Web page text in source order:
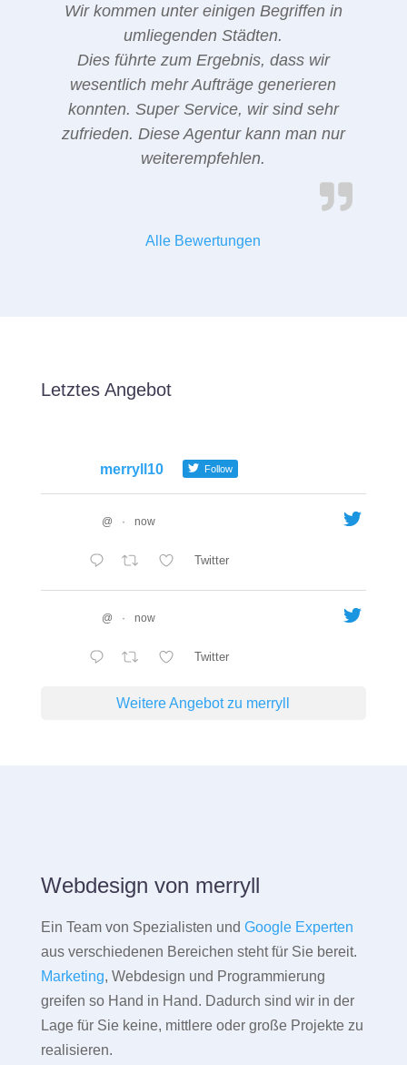
Wir kommen unter einigen Begriffen in
umliegenden Städten.
Dies führte zum Ergebnis, dass wir
wesentlich mehr Aufträge generieren
konnten. Super Service, wir sind sehr
zufrieden. Diese Agentur kann man nur
weiterempfehlen.
Alle Bewertungen
Letztes Angebot
merryll10 Follow
@ · now
Twitter
@ · now
Twitter
Weitere Angebot zu merryll
Webdesign von merryll
Ein Team von Spezialisten und Google Experten
aus verschiedenen Bereichen steht für Sie bereit.
Marketing, Webdesign und Programmierung
greifen so Hand in Hand. Dadurch sind wir in der
Lage für Sie keine, mittlere oder große Projekte zu
realisieren.